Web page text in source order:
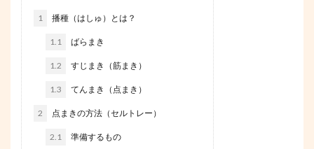
1 播種（はしゅ）とは？
1.1 ばらまき
1.2 すじまき（筋まき）
1.3 てんまき（点まき）
2 点まきの方法（セルトレー）
2.1 準備するもの